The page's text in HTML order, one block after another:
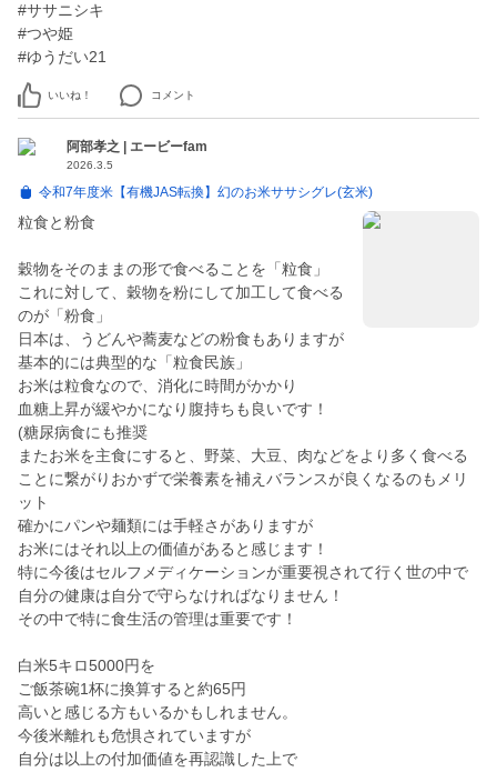
#ササニシキ
#つや姫
#ゆうだい21
いいね！ コメント
阿部孝之 | エービーfam
2026.3.5
令和7年度米【有機JAS転換】幻のお米ササシグレ(玄米)
粒食と粉食
穀物をそのままの形で食べることを「粒食」
これに対して、穀物を粉にして加工して食べる
のが「粉食」
日本は、うどんや蕎麦などの粉食もありますが
基本的には典型的な「粒食民族」
お米は粒食なので、消化に時間がかかり
血糖上昇が緩やかになり腹持ちも良いです！
(糖尿病食にも推奨
またお米を主食にすると、野菜、大豆、肉などをより多く食べる
ことに繋がりおかずで栄養素を補えバランスが良くなるのもメリ
ット
確かにパンや麺類には手軽さがありますが
お米にはそれ以上の価値があると感じます！
特に今後はセルフメディケーションが重要視されて行く世の中で
自分の健康は自分で守らなければなりません！
その中で特に食生活の管理は重要です！
白米5キロ5000円を
ご飯茶碗1杯に換算すると約65円
高いと感じる方もいるかもしれません。
今後米離れも危惧されていますが
自分は以上の付加価値を再認識した上で